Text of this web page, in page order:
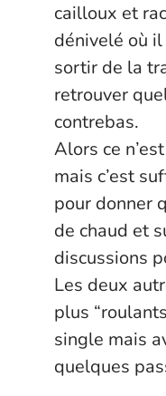
cailloux et
dénivelé où
sortir de la
retrouver
contrebas.
Alors ce
mais c’est
pour donner
de chaud et
discussions
Les deux
plus
single mais
quelques